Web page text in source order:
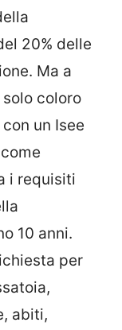
20% delle
Ma a
coloro
un Isee
i requisiti
10 anni.
per
abiti,